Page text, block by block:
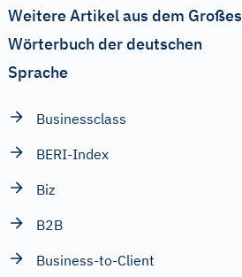
Weitere Artikel aus dem Großes
Wörterbuch der deutschen
Sprache
Businessclass
BERI-Index
Biz
B2B
Business-to-Client